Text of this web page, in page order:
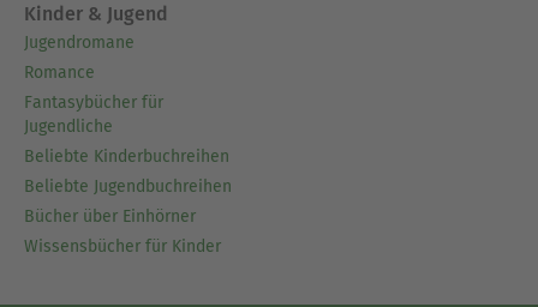
Kinder & Jugend
Jugendromane
Romance
Fantasybücher für
Jugendliche
Beliebte Kinderbuchreihen
Beliebte Jugendbuchreihen
Bücher über Einhörner
Wissensbücher für Kinder